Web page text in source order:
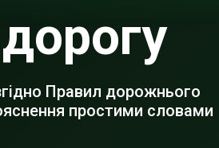
Правил дорожнього
простими словами